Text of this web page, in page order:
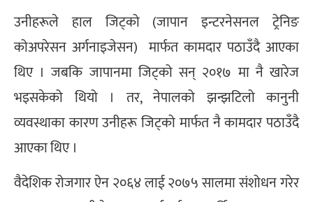
उनीहरूले हाल जिट्को (जापान इन्टरनेसनल ट्रेनिङ
कोअपरेसन अर्गनाइजेसन) मार्फत कामदार पठाउँदै आएका
थिए । जबकि जापानमा जिट्को सन् २०१७ मा नै खारेज
भइसकेको थियो । तर, नेपालको झन्झटिलो कानुनी
व्यवस्थाका कारण उनीहरू जिट्को मार्फत नै कामदार पठाउँदै
आएका थिए ।
वैदेशिक रोजगार ऐन २०६४ लाई २०७५ सालमा संशोधन गरेर